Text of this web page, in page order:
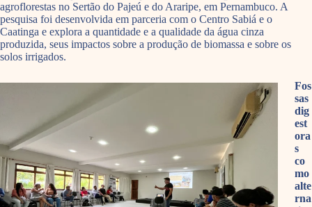
agroflorestas no Sertão do Pajeú e do Araripe, em Pernambuco. A
pesquisa foi desenvolvida em parceria com o Centro Sabiá e o
Caatinga e explora a quantidade e a qualidade da água cinza
produzida, seus impactos sobre a produção de biomassa e sobre os
solos irrigados.
Fos
sas
dig
est
ora
s
co
mo
alte
rna